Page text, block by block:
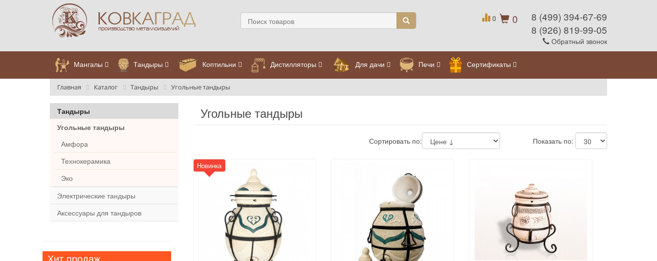
0
0
8 (499) 394-67-69
8 (926) 819-99-05
Обратный звонок
Мангалы Тандыры Коптильни Дистилляторы Для дачи Печи Сертификаты
Главная Каталог Тандыры Угольные тандыры
Тандыры
Угольные тандыры
Амфора
Технокерамика
Эко
Электрические тандыры
Аксессуары для тандыров
Угольные тандыры
Сортировать по: Показать по:
Новинка